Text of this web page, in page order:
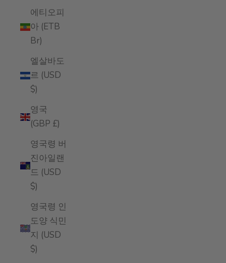
에티오피
아 (ETB
Br)
엘살바도
르 (USD
$)
영국
(GBP £)
영국령 버
진아일랜
드 (USD
$)
영국령 인
도양 식민
지 (USD
$)